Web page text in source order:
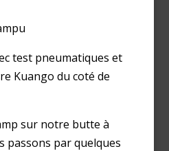
test pneumatiques et
Kuango du coté de
sur notre butte à
passons par quelques